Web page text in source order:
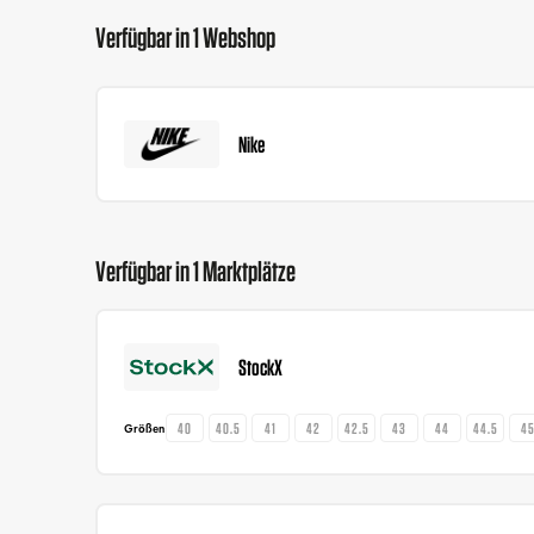
Verfügbar in 1 Webshop
Nike
Verfügbar in 1 Marktplätze
StockX
Größen 40 40.5 41 42 42.5 43 44 44.5 45